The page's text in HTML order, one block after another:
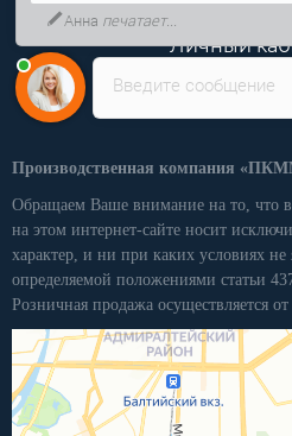
Личный
Производственная компания
Обращаем Ваше внимание на то, что
на этом интернет-сайте носит
характер, и ни при каких условиях не
определяемой положениями статьи
Розничная продажа осуществляется от
Введите сообщение
Анна печатает...